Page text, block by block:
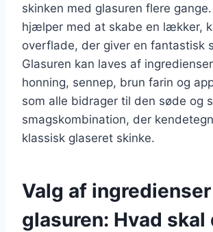
skinken med glasuren flere
hjælper med at skabe en lækker,
overflade, der giver en fantastisk
Glasuren kan laves af
honning, sennep, brun farin og
som alle bidrager til den søde og
smagskombination, der
klassisk glaseret skinke.
Valg af
glasuren: Hvad skal